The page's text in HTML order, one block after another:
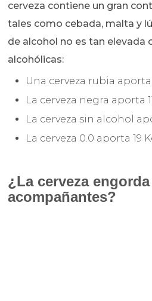
cerveza contiene un gran
tales como cebada, malta y
de alcohol no es tan elevada
alcohólicas:
Una cerveza rubia aporta
La cerveza negra aporta
La cerveza sin alcohol
La cerveza 0.0 aporta 19
¿La cerveza
acompañantes?